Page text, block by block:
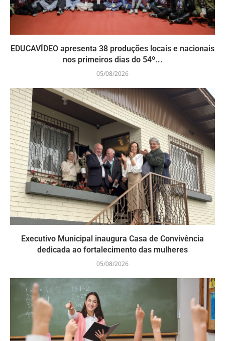
EDUCAVÍDEO apresenta 38 produções locais e nacionais
nos primeiros dias do 54º...
05/08/2026
Executivo Municipal inaugura Casa de Convivência
dedicada ao fortalecimento das mulheres
05/08/2026